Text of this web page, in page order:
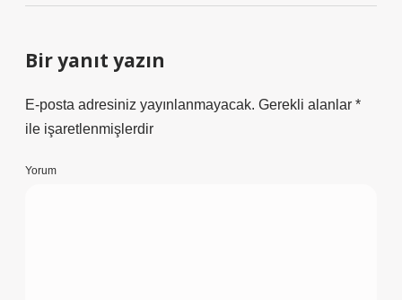
Bir yanıt yazın
E-posta adresiniz yayınlanmayacak. Gerekli alanlar *
ile işaretlenmişlerdir
Yorum